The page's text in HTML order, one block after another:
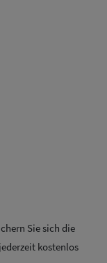
Sie sich die
kostenlos